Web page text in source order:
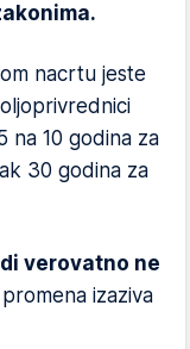
nacrtu jeste
na 10 godina za
30 godina za
verovatno ne
izaziva